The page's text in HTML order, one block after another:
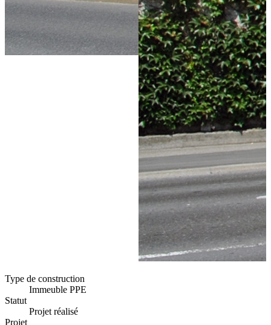
Type de construction
Immeuble PPE
Statut
Projet réalisé
Projet